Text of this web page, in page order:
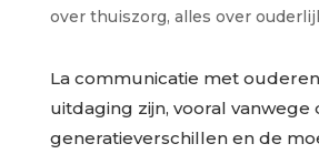
over thuiszorg, alles over
La communicatie met
uitdaging zijn, vooral vanwege
generatieverschillen en de